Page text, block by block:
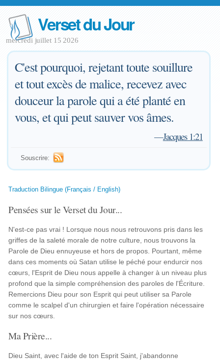
Verset du Jour
mercredi juillet 15 2026
C'est pourquoi, rejetant toute souillure
et tout excès de malice, recevez avec
douceur la parole qui a été planté en
vous, et qui peut sauver vos âmes.
—Jacques 1:21
Souscrire:
Traduction Bilingue (Français / English)
Pensées sur le Verset du Jour...
N'est-ce pas vrai ! Lorsque nous nous retrouvons pris dans les
griffes de la saleté morale de notre culture, nous trouvons la
Parole de Dieu ennuyeuse et hors de propos. Pourtant, même
dans ces moments où Satan utilise le péché pour endurcir nos
cœurs, l'Esprit de Dieu nous appelle à changer à un niveau plus
profond que la simple compréhension des paroles de l'Écriture.
Remercions Dieu pour son Esprit qui peut utiliser sa Parole
comme le scalpel d'un chirurgien et faire l'opération nécessaire
sur nos cœurs.
Ma Prière...
Dieu Saint, avec l'aide de ton Esprit Saint, j'abandonne